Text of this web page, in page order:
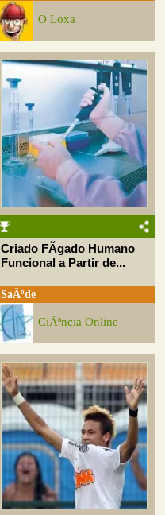
O Loxa
Criado FÃ­gado Humano
Funcional a Partir de...
SaÃºde
CiÃªncia Online